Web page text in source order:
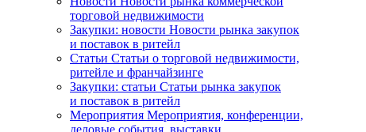
торговой недвижимости
Закупки: новости Новости рынка закупок
и поставок в ритейл
Статьи Статьи о торговой недвижимости,
ритейле и франчайзинге
Закупки: статьи Статьи рынка закупок
и поставок в ритейл
Мероприятия Мероприятия, конференции,
деловые события, выставки